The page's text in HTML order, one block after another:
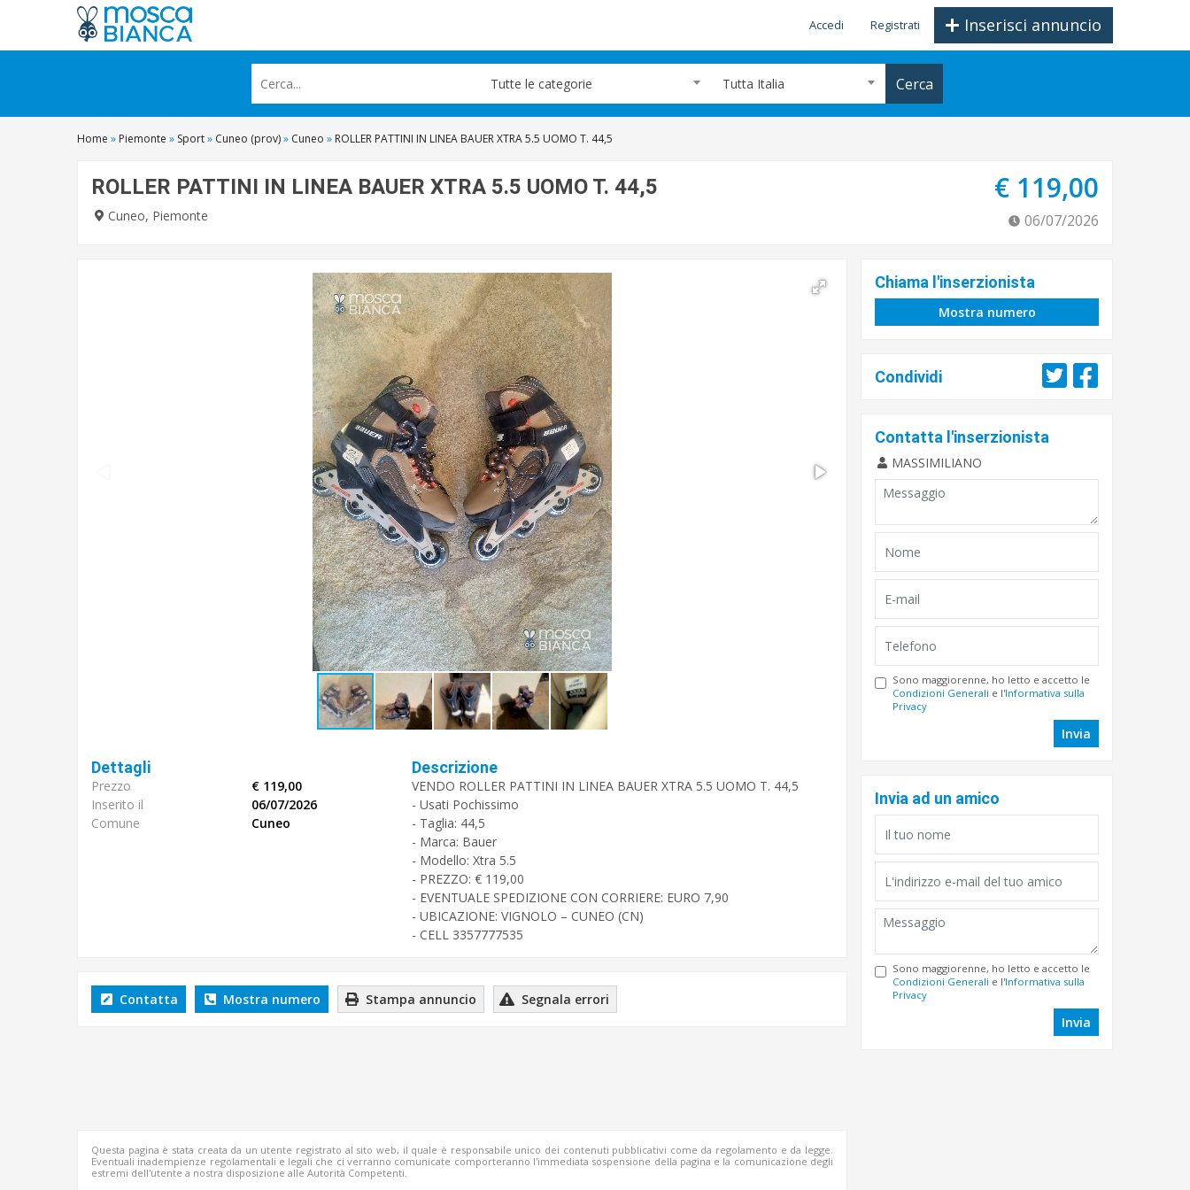
Inserisci annuncio
Accedi Registrati
Tutte le categorie Tutta Italia Cerca
Home » Piemonte » Sport» Cuneo (prov)» Cuneo » ROLLER PATTINI IN LINEA BAUER XTRA 5.5 UOMO T. 44,5
ROLLER PATTINI IN LINEA BAUER XTRA 5.5 UOMO T. 44,5
Cuneo, Piemonte
€ 119,00
06/07/2026
Dettagli
Prezzo
€ 119,00
Inserito il
06/07/2026
Comune
Cuneo
Descrizione
VENDO ROLLER PATTINI IN LINEA BAUER XTRA 5.5 UOMO T. 44,5
- Usati Pochissimo
- Taglia: 44,5
- Marca: Bauer
- Modello: Xtra 5.5
- PREZZO: € 119,00
- EVENTUALE SPEDIZIONE CON CORRIERE: EURO 7,90
- UBICAZIONE: VIGNOLO – CUNEO (CN)
- CELL 3357777535
Contatta Mostra numero Stampa annuncio Segnala errori
Questa pagina è stata creata da un utente registrato al sito web, il quale è responsabile unico dei contenuti pubblicativi come da regolamento e da legge.
Eventuali inadempienze regolamentali e legali che ci verranno comunicate comporteranno l'immediata sospensione della pagina e la comunicazione degli
estremi dell'utente a nostra disposizione alle Autorità Competenti.
Chiama l'inserzionista
Mostra numero
Condividi
Contatta l'inserzionista
MASSIMILIANO
Sono maggiorenne, ho letto e accetto le
Condizioni Generali e l'Informativa sulla
Privacy
Invia
Invia ad un amico
Sono maggiorenne, ho letto e accetto le
Condizioni Generali e l'Informativa sulla
Privacy
Invia